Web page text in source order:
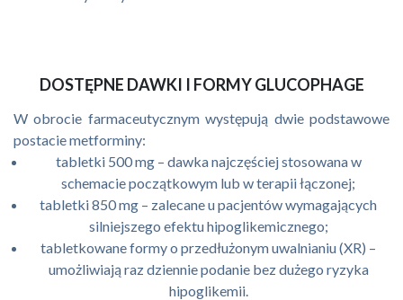
DOSTĘPNE DAWKI I FORMY GLUCOPHAGE
W obrocie farmaceutycznym występują dwie podstawowe
postacie metforminy:
tabletki 500 mg – dawka najczęściej stosowana w
schemacie początkowym lub w terapii łączonej;
tabletki 850 mg – zalecane u pacjentów wymagających
silniejszego efektu hipoglikemicznego;
tabletkowane formy o przedłużonym uwalnianiu (XR) –
umożliwiają raz dziennie podanie bez dużego ryzyka
hipoglikemii.